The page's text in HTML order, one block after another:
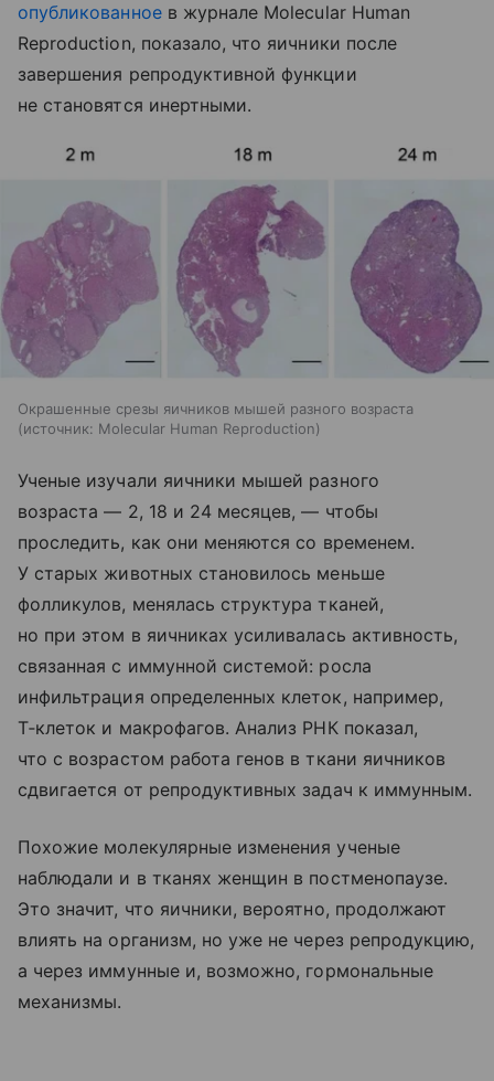
опубликованноев журнале Molecular Human
Reproduction, показало, что яичники после
завершения репродуктивной функции
не становятся инертными.
Окрашенные срезы яичников мышей разного возраста
источник: Molecular Human Reproduction
Ученые изучали яичники мышей разного
возраста — 2, 18 и 24 месяцев, — чтобы
проследить, как они меняются со временем.
У старых животных становилось меньше
фолликулов, менялась структура тканей,
но при этом в яичниках усиливалась активность,
связанная с иммунной системой: росла
инфильтрация определенных клеток, например,
Т‑клеток и макрофагов. Анализ РНК показал,
что с возрастом работа генов в ткани яичников
сдвигается от репродуктивных задач к иммунным.
Похожие молекулярные изменения ученые
наблюдали и в тканях женщин в постменопаузе.
Это значит, что яичники, вероятно, продолжают
влиять на организм, но уже не через репродукцию,
а через иммунные и, возможно, гормональные
механизмы.